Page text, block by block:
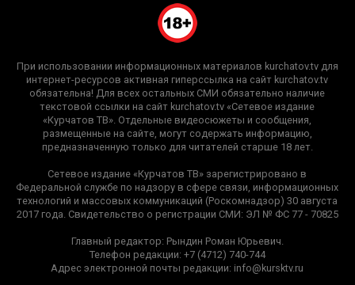
При использовании информационных материалов kurchatov.tv для
интернет-ресурсов активная гиперссылка на сайт kurchatov.tv
обязательна! Для всех остальных СМИ обязательно наличие
текстовой ссылки на сайт kurchatov.tv «Сетевое издание
«Курчатов ТВ». Отдельные видеосюжеты и сообщения,
размещенные на сайте, могут содержать информацию,
предназначенную только для читателей старше 18 лет.
Сетевое издание «Курчатов ТВ» зарегистрировано в
Федеральной службе по надзору в сфере связи, информационных
технологий и массовых коммуникаций (Роскомнадзор) 30 августа
2017 года. Свидетельство о регистрации СМИ: ЭЛ № ФС 77 - 70825
Главный редактор: Рындин Роман Юрьевич.
Телефон редакции: +7 (4712) 740-744
Адрес электронной почты редакции: info@kursktv.ru